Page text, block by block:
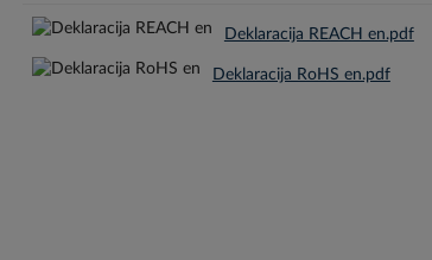
Deklaracija REACH en.pdf
Deklaracija RoHS en.pdf